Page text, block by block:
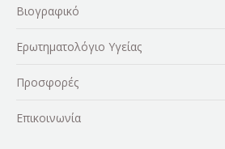
Βιογραφικό
Ερωτηματολόγιο Υγείας
Προσφορές
Επικοινωνία